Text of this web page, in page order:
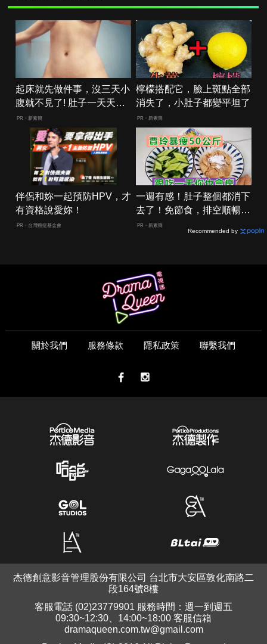
起床就先做件事，沒三天小
腹就不見了! 肚子一天天變
小！
PR・新素簡
檸檬搭配它，臉上斑點全部
消失了，小肚子都變平坦了
PR・新素簡
伴侶和妳一起預防HPV，才
有資格說愛妳！
PR・台灣癌症基金會
一週有感！肚子整個都消下
去了！免節食，排空順暢就
夠
PR・新素簡
Recommended by
關於我們 服務條款 隱私政策 聯繫我們
杰德創意影音管理股份有限公司 台北市大安區敦化南路二
段164號8樓
客服電話 (02)23779901 服務時間：週一到週五
09:30~12:30、14:00~18:00 客服信箱
dramaqueen.com.tw@gmail.com